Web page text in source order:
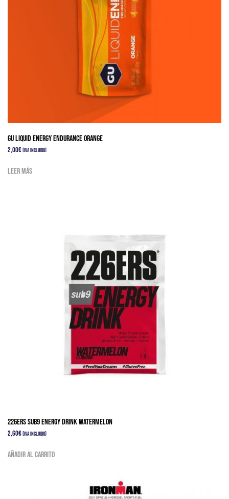
GU LIQUID ENERGY ENDURANCE ORANGE
2,00€(IVA Incluido)
Leer más
226ERS SUB9 ENERGY DRINK WATERMELON
2,60€(IVA Incluido)
Añadir al carrito